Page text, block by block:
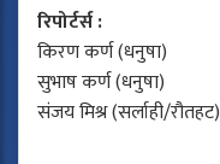
रिपोर्टर्स :
किरण कर्ण (धनुषा)
सुभाष कर्ण (धनुषा)
संजय मिश्र (सर्लाही/रौतहट)